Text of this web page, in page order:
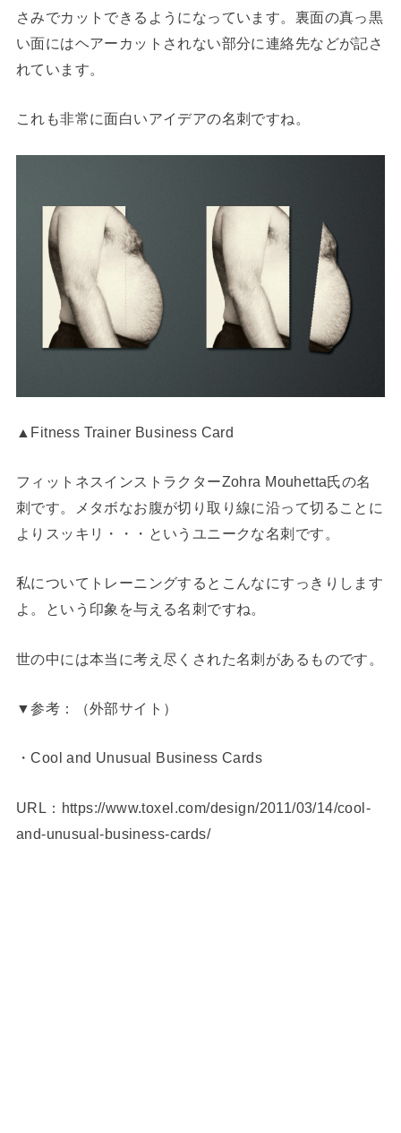
さみでカットできるようになっています。裏面の真っ黒
い面にはヘアーカットされない部分に連絡先などが記さ
れています。
これも非常に面白いアイデアの名刺ですね。
▲Fitness Trainer Business Card
フィットネスインストラクターZohra Mouhetta氏の名
刺です。メタボなお腹が切り取り線に沿って切ることに
よりスッキリ・・・というユニークな名刺です。
私についてトレーニングするとこんなにすっきりします
よ。という印象を与える名刺ですね。
世の中には本当に考え尽くされた名刺があるものです。
▼参考：（外部サイト）
・Cool and Unusual Business Cards
URL：https://www.toxel.com/design/2011/03/14/cool-
and-unusual-business-cards/